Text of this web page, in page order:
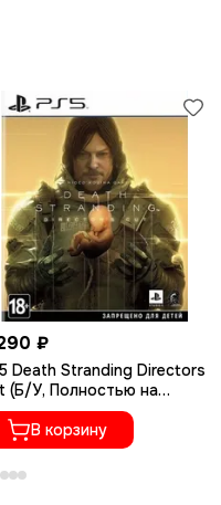
₽
Death Stranding Directors
(Б/У, Полностью на
языке, PPSA-01968)
В корзину